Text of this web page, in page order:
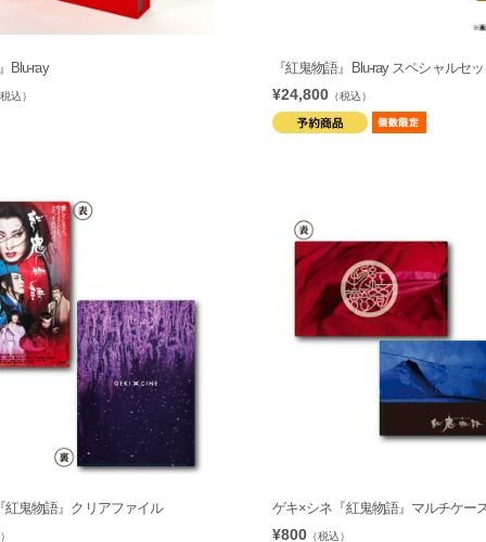
Blu-ray
込）
『紅鬼物語』Blu-ray スペシャルセ
¥24,800 （税込）
紅鬼物語』クリアファイル ゲキ×シネ『紅鬼物語』マルチケー
¥800 （税込）